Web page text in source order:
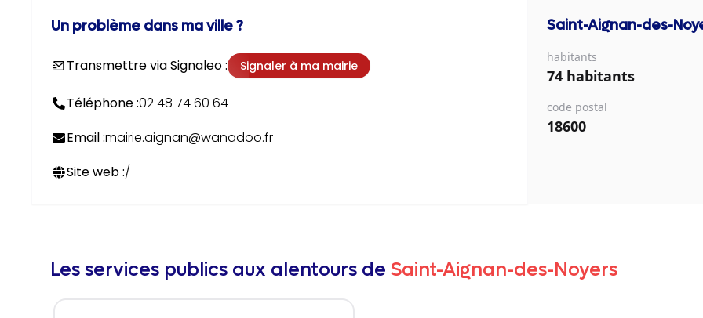
Un problème dans ma ville ?
Transmettre via Signaleo : Signaler à ma mairie
Téléphone :02 48 74 60 64
Email :mairie.aignan@wanadoo.fr
Site web :/
Saint-Aignan-des-
habitants
74 habitants
code postal
18600
Les services publics aux alentours de Saint-Aignan-des-Noyers